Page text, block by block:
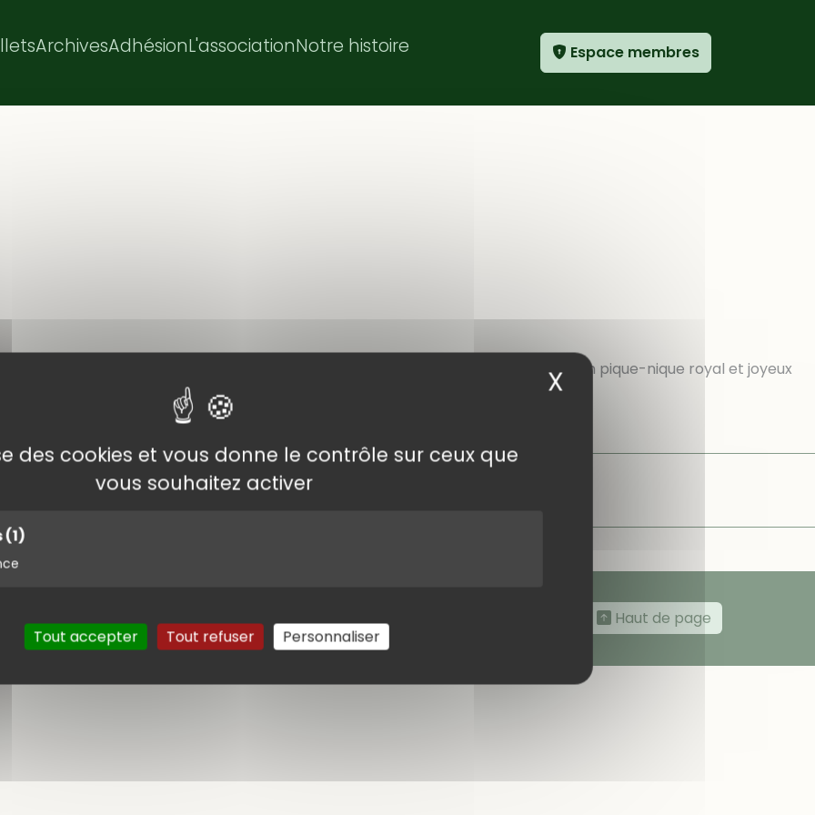
des cookies et vous donne le contrôle sur ceux que
vous souhaitez activer
(1)
Tout accepter Tout refuser Personnaliser
X Masquer le
ArchivesAdhésionL'associationNotre histoire Espace membres
dénivelé. Hervé mène le groupe pour cette première rando de la saison. Après un pique-nique royal et joyeux
rentrée. Un beau soleil et encore de la chaleur dans le Var, mais les
Haut de page